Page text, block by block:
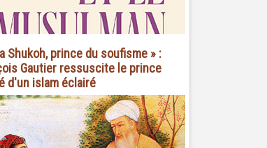
Shukoh, prince du soufisme » :
Gautier ressuscite le prince
d'un islam éclairé